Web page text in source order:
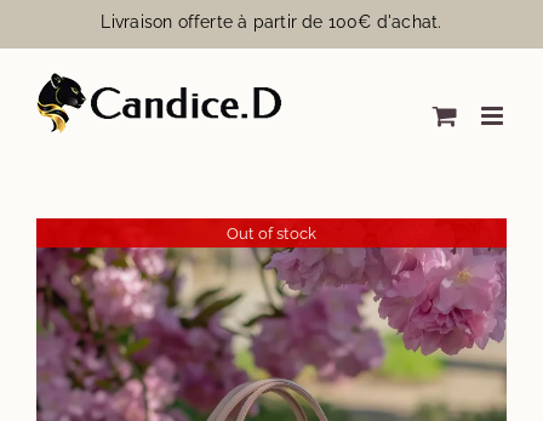
contenu
Livraison offerte à partir de 100€ d'achat.
Out of stock